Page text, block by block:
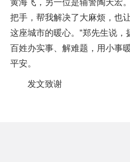
黄海飞，另一位是辅警陶天宏
把手，帮我解决了大麻烦，也
这座城市的暖心。”郑先生说
百姓办实事、解难题，用小事
平安。
发文致谢